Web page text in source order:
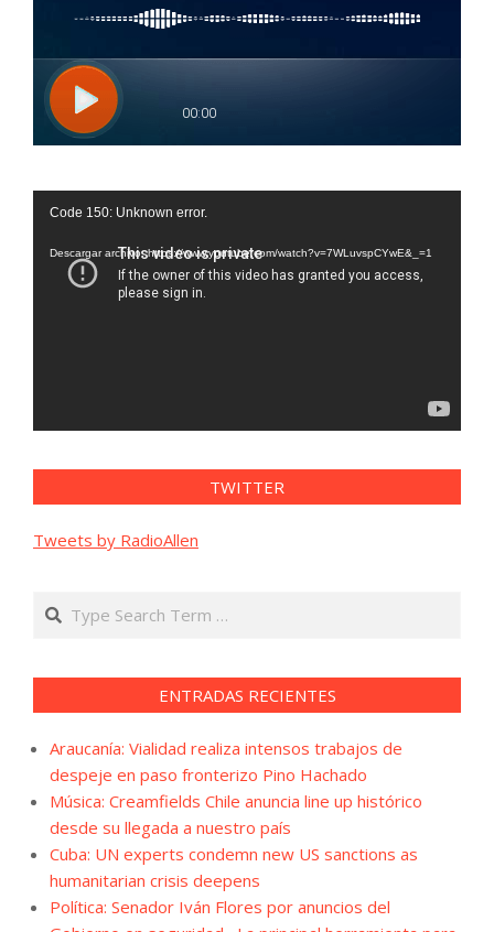
Reproductor
vídeo
Code 150: Unknown error.
Descargar archivo: https://www.youtube.com/watch?v=7WLuvspCYwE&_=1
TWITTER
Tweets by RadioAllen
Search
ENTRADAS RECIENTES
Araucanía: Vialidad realiza intensos trabajos de
despeje en paso fronterizo Pino Hachado
Música: Creamfields Chile anuncia line up histórico
desde su llegada a nuestro país
Cuba: UN experts condemn new US sanctions as
humanitarian crisis deepens
Política: Senador Iván Flores por anuncios del